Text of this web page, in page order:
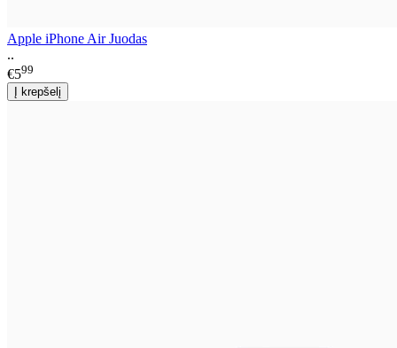
Apple iPhone Air Juodas
..
€599